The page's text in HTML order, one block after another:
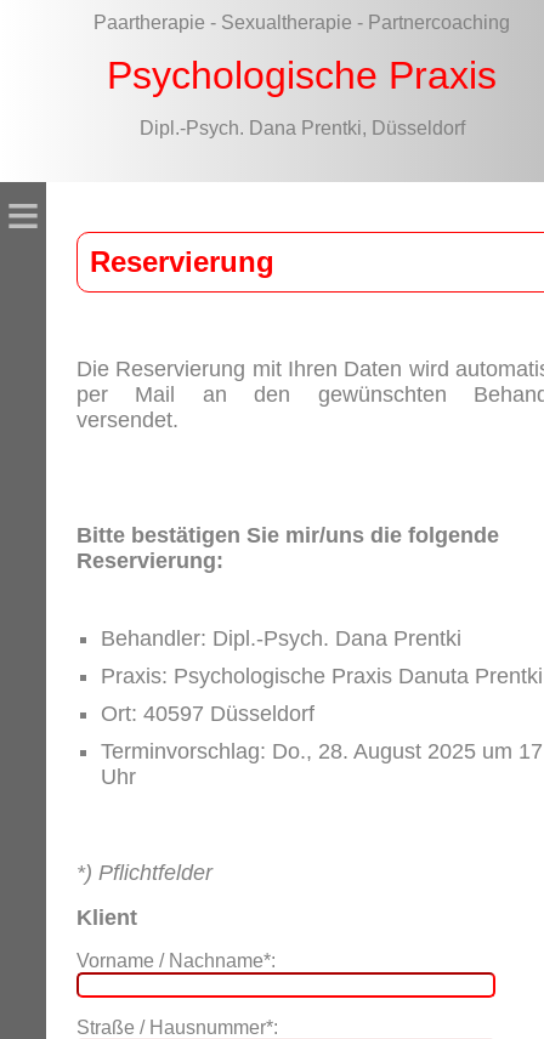
Paartherapie - Sexualtherapie - Partnercoaching
Psychologische Praxis
Dipl.-Psych. Dana Prentki, Düsseldorf
≡
Reservierung
Die Reservierung mit Ihren Daten wird
per Mail an den gewünschten
versendet.
Bitte bestätigen Sie mir/uns die folgende
Reservierung:
Behandler: Dipl.-Psych. Dana Prentki
Praxis: Psychologische Praxis Danuta Prentki
Ort: 40597 Düsseldorf
Terminvorschlag: Do., 28. August 2025 um
Uhr
*) Pflichtfelder
Klient
Vorname / Nachname*:
Straße / Hausnummer*: